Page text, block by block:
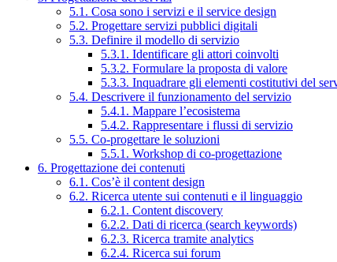
5.1. Cosa sono i servizi e il service design
5.2. Progettare servizi pubblici digitali
5.3. Definire il modello di servizio
5.3.1. Identificare gli attori coinvolti
5.3.2. Formulare la proposta di valore
5.3.3. Inquadrare gli elementi costitutivi del
5.4. Descrivere il funzionamento del servizio
5.4.1. Mappare l’ecosistema
5.4.2. Rappresentare i flussi di servizio
5.5. Co-progettare le soluzioni
5.5.1. Workshop di co-progettazione
6. Progettazione dei contenuti
6.1. Cos’è il content design
6.2. Ricerca utente sui contenuti e il linguaggio
6.2.1. Content discovery
6.2.2. Dati di ricerca (search keywords)
6.2.3. Ricerca tramite analytics
6.2.4. Ricerca sui forum